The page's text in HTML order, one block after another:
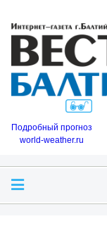
Подробный прогноз
world-weather.ru